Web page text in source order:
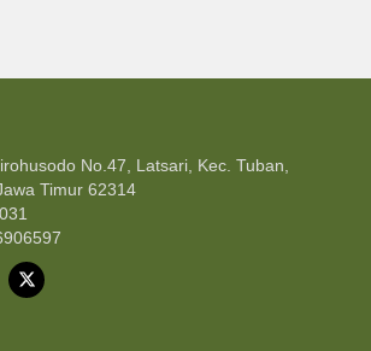
No.47, Latsari, Kec. Tuban,
Timur 62314